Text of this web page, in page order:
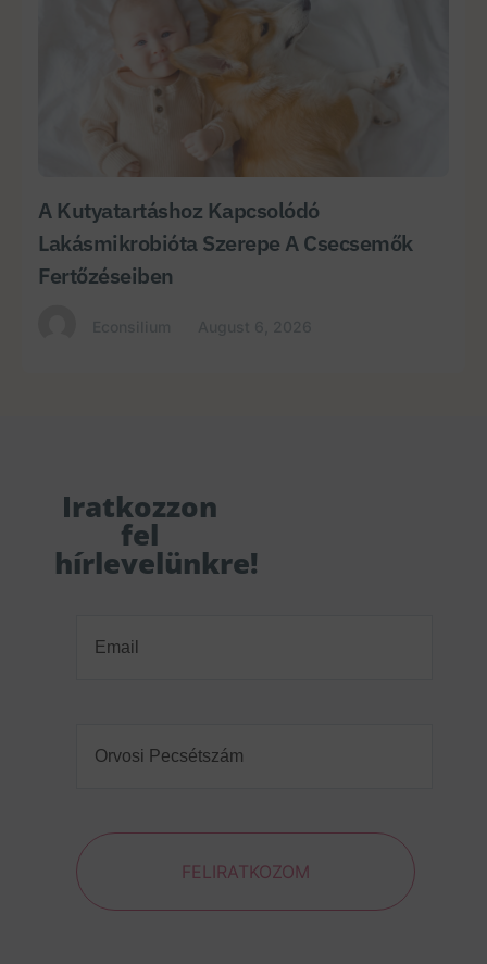
A Kutyatartáshoz Kapcsolódó
Lakásmikrobióta Szerepe A Csecsemők
Fertőzéseiben
Iratkozzon
fel
hírlevelünkre!
Pecsétszám(Required)
FELIRATKOZOM